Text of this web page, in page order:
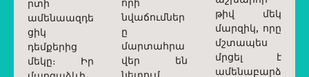
րտի
ամենաազդե
ցիկ
դեմքերից
մեկը։ Իր
նվաճումներ
ը
մարտահրա
վեր են
թիվ մեկ
մարզիկ, որը
մշտապես
մրցել է
ամենաբարձ